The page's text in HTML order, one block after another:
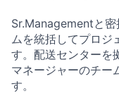
Sr.Managementと
ムを統括してプロジ
す。配送センターを
マネージャーのチー
す。